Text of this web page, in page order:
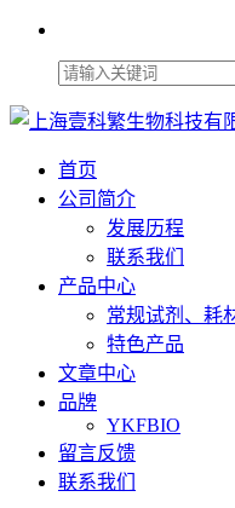
首页
公司简介
发展历程
联系我们
产品中心
常规试剂、耗
特色产品
文章中心
品牌
YKFBIO
留言反馈
联系我们